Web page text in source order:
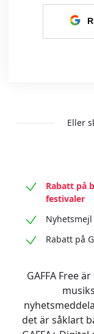
Eller
Rabatt på
festivaler
Nyhetsmejl
Rabatt på
GAFFA Free
det är såklart